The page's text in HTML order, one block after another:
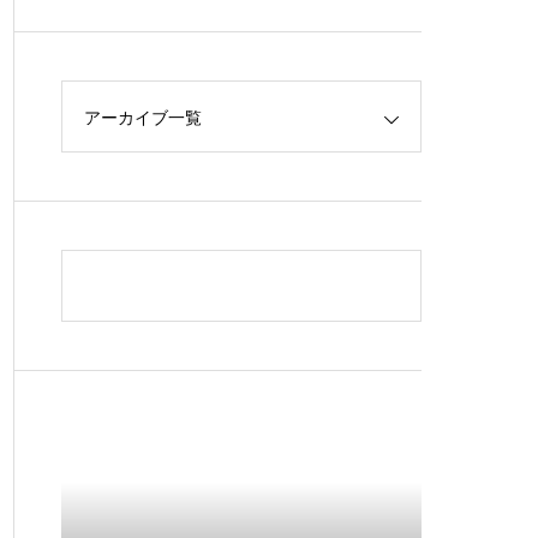
アーカイブ一覧